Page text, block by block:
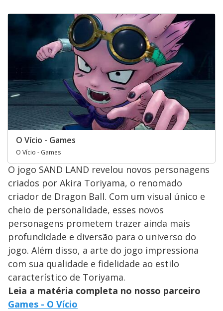
O Vício - Games
O Vício - Games
O jogo SAND LAND revelou novos personagens
criados por Akira Toriyama, o renomado
criador de Dragon Ball. Com um visual único e
cheio de personalidade, esses novos
personagens prometem trazer ainda mais
profundidade e diversão para o universo do
jogo. Além disso, a arte do jogo impressiona
com sua qualidade e fidelidade ao estilo
característico de Toriyama.
Leia a matéria completa no nosso parceiro
Games - O Vício